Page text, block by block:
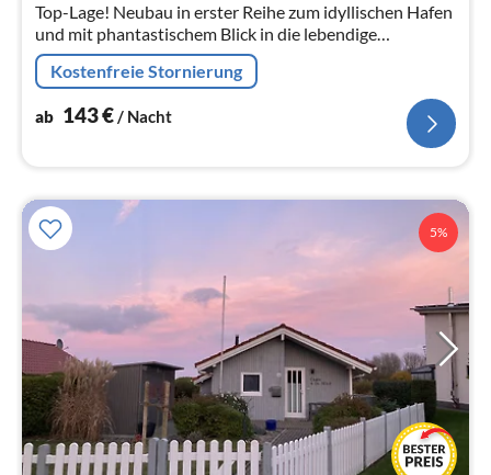
Top-Lage! Neubau in erster Reihe zum idyllischen Hafen
und mit phantastischem Blick in die lebendige
Hafeneinfahrt. Moderne 2-Zimmer-Ferienwohnung.
63qm. 2 Pers. Fahrstuhl. Garage.
Kostenfreie Stornierung
ab 143€/ Nacht
5%